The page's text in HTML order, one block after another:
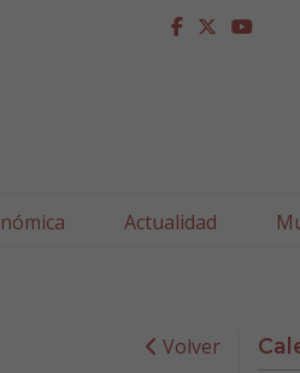
facebook
Actualidad
Volver